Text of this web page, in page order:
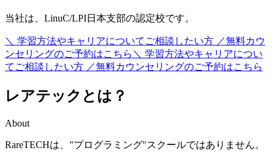
当社は、LinuC/LPI日本支部の認定校です。
＼ 学習方法やキャリアについてご相談したい方 ／無料カウ
ンセリングのご予約はこちら ＼ 学習方法やキャリアについ
てご相談したい方 ／無料カウンセリングのご予約はこちら
レアテックとは？
About
RareTECHは、 "プログラミング"スクールではありません。